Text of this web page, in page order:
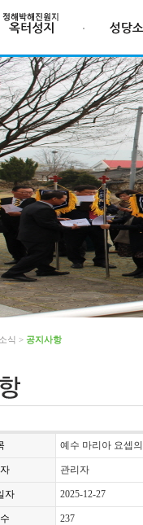
식 > 공지사항
예수 마리아 요셉
관리자
자 2025-12-27
237